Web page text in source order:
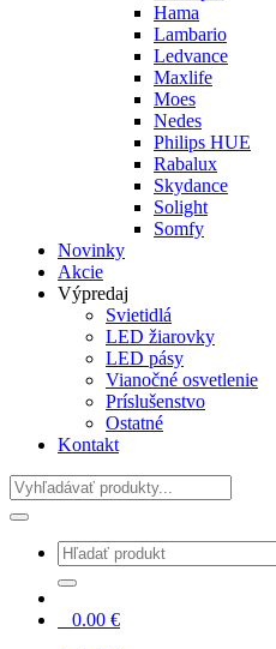
Hama
Lambario
Ledvance
Maxlife
Moes
Nedes
Philips HUE
Rabalux
Skydance
Solight
Somfy
Novinky
Akcie
Výpredaj
Svietidlá
LED žiarovky
LED pásy
Vianočné osvetlenie
Príslušenstvo
Ostatné
Kontakt
Hladať
0.00 €